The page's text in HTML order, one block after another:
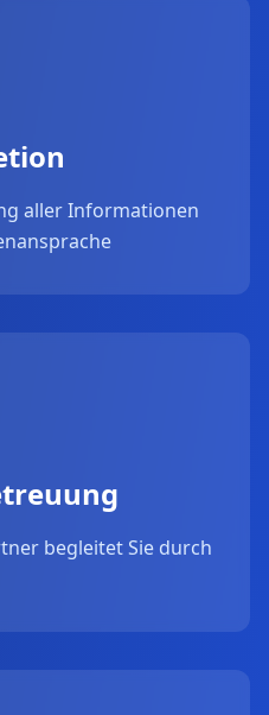
aller Informationen
begleitet Sie durch